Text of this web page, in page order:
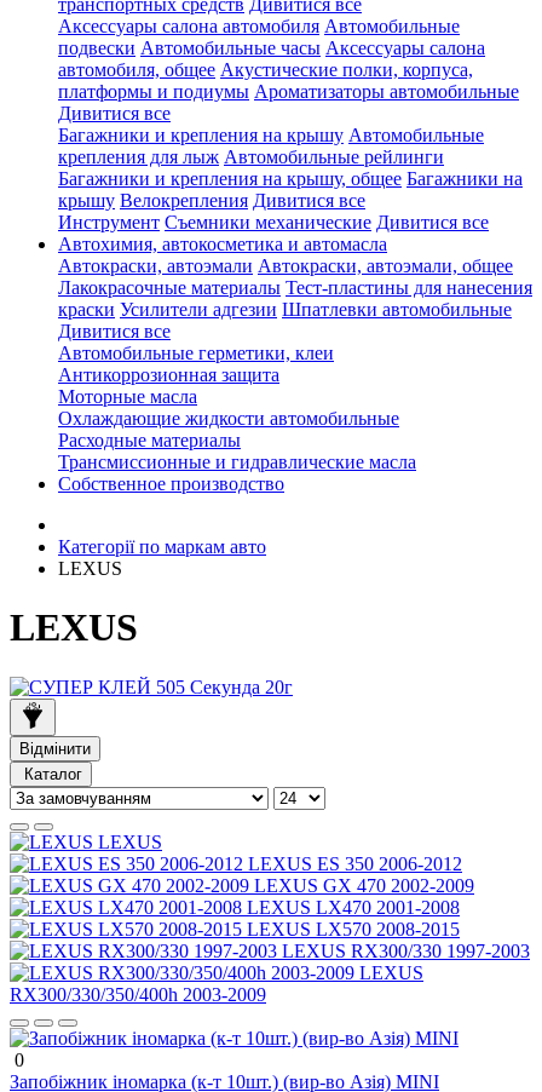
транспортных средств Дивитися все
Аксессуары салона автомобиля Автомобильные
подвески Автомобильные часы Аксессуары салона
автомобиля, общее Акустические полки, корпуса,
платформы и подиумы Ароматизаторы автомобильные
Дивитися все
Багажники и крепления на крышу Автомобильные
крепления для лыж Автомобильные рейлинги
Багажники и крепления на крышу, общее Багажники на
крышу Велокрепления Дивитися все
Инструмент Съемники механические Дивитися все
Автохимия, автокосметика и автомасла
Автокраски, автоэмали Автокраски, автоэмали, общее
Лакокрасочные материалы Тест-пластины для нанесения
краски Усилители адгезии Шпатлевки автомобильные
Дивитися все
Автомобильные герметики, клеи
Антикоррозионная защита
Моторные масла
Охлаждающие жидкости автомобильные
Расходные материалы
Трансмиссионные и гидравлические масла
Собственное производство
Категорії по маркам авто
LEXUS
LEXUS
Відмінити
Каталог
LEXUS
LEXUS ES 350 2006-2012
LEXUS GX 470 2002-2009
LEXUS LX470 2001-2008
LEXUS LX570 2008-2015
LEXUS RX300/330 1997-2003
LEXUS
RX300/330/350/400h 2003-2009
0
Запобіжник іномарка (к-т 10шт.) (вир-во Азія) MINI